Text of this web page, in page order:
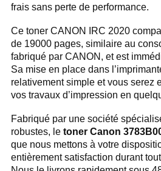
frais sans perte de performance.
Ce toner CANON IRC 2020
de 19000 pages, similaire au
fabriqué par CANON, et est
Sa mise en place dans
relativement simple et vous serez
vos travaux d’impression en
Fabriqué par une société
robustes, le toner Canon
que nous mettons à votre
entièrement satisfaction durant